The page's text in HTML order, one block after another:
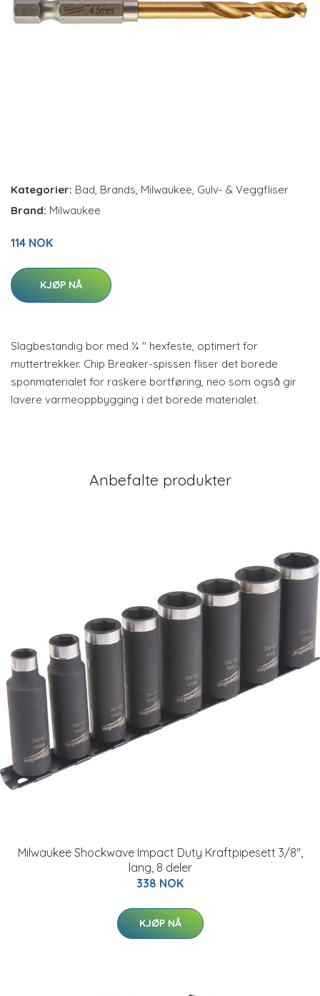
Kategorier: Bad, Brands, Milwaukee, Gulv- & Veggfliser
Brand: Milwaukee
114 NOK
KJØP NÅ
Slagbestandig bor med ¼ ″ hexfeste, optimert for
muttertrekker. Chip Breaker-spissen fliser det borede
sponmaterialet for raskere bortføring, neo som også gir
lavere varmeoppbygging i det borede materialet.
Anbefalte produkter
Milwaukee Shockwave Impact Duty Kraftpipesett 3/8",
lang, 8 deler
338 NOK
KJØP NÅ